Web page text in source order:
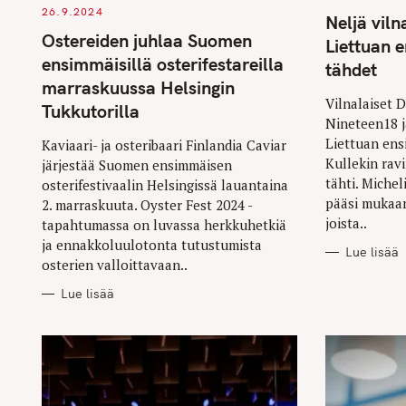
O
I
E
S
26.9.2024
Ostereiden juhlaa Suomen
ensimmäisillä osterifestareilla
marraskuussa Helsingin
Tukkutorilla
Kaviaari- ja osteribaari Finlandia Caviar
järjestää Suomen ensimmäisen
osterifestivaalin Helsingissä lauantaina
2. marraskuuta. Oyster Fest 2024 -
tapahtumassa on luvassa herkkuhetkiä
ja ennakkoluulotonta tutustumista
osterien valloittavaan..
Lue lisää
O
R
I
E
S
Neljä
Liettuan
tähdet
Vilnalaiset
Nineteen18
Liettuan
Kullekin
tähti.
pääsi
joista..
Lue lisää